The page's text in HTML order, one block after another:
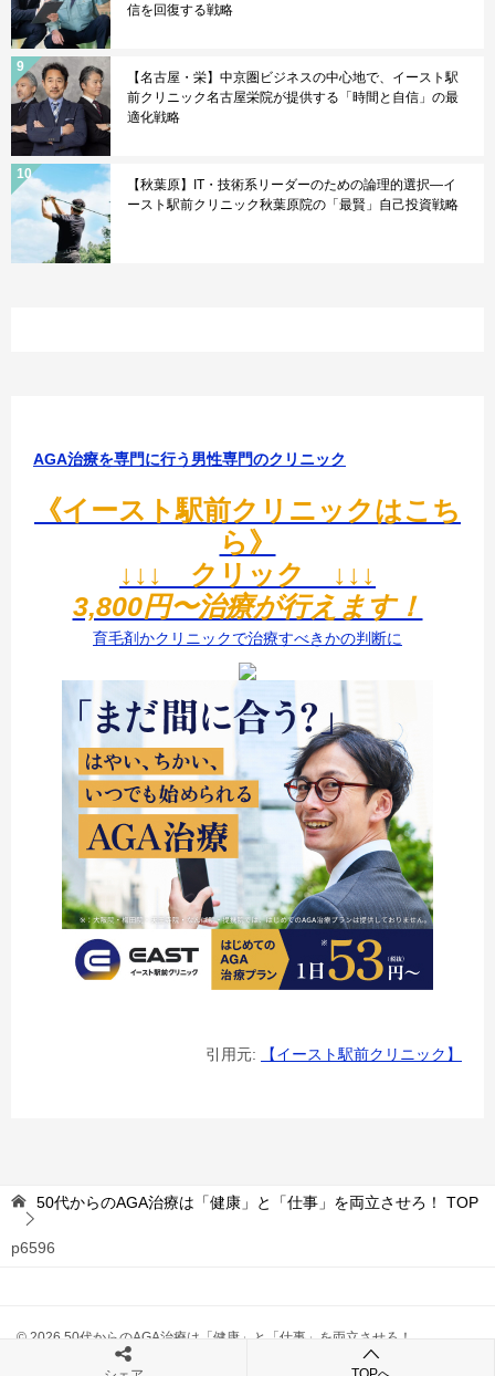
信を回復する戦略
【名古屋・栄】中京圏ビジネスの中心地で、イースト駅
前クリニック名古屋栄院が提供する「時間と自信」の最
適化戦略
【秋葉原】IT・技術系リーダーのための論理的選択—イ
ースト駅前クリニック秋葉原院の「最賢」自己投資戦略
AGA治療を専門に行う男性専門のクリニック
《イースト駅前クリニックはこち
ら》
↓↓↓ クリック ↓↓↓
3,800円〜治療が行えます！
育毛剤かクリニックで治療すべきかの判断に
引用元: 【イースト駅前クリニック】
50代からのAGA治療は「健康」と「仕事」を両立させろ！ TOP
p6596
© 2026 50代からのAGA治療は「健康」と「仕事」を両立させろ！